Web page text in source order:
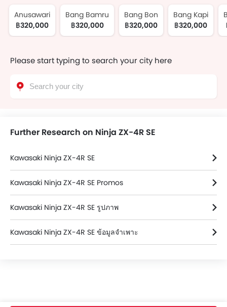
Anusawari
฿320,000
Bang Bamru
฿320,000
Bang Bon
฿320,000
Bang Kapi
฿320,000
Please start typing to search your city here
Further Research on Ninja ZX-4R SE
Kawasaki Ninja ZX-4R SE
Kawasaki Ninja ZX-4R SE Promos
Kawasaki Ninja ZX-4R SE รูปภาพ
Kawasaki Ninja ZX-4R SE ข้อมูลจำเพาะ